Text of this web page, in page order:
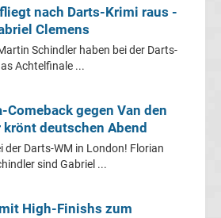
nach Darts-Krimi raus -
Clemens
Schindler haben bei der Darts-
Achtelfinale ...
Comeback gegen Van den
deutschen Abend
der Darts-WM in London! Florian
sind Gabriel ...
High-Finishs zum